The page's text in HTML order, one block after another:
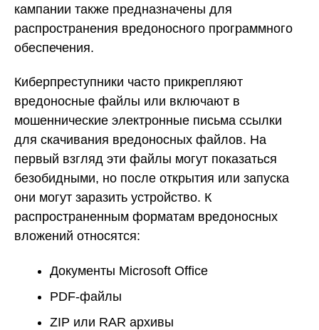
кампании также предназначены для
распространения вредоносного программного
обеспечения.
Киберпреступники часто прикрепляют
вредоносные файлы или включают в
мошеннические электронные письма ссылки
для скачивания вредоносных файлов. На
первый взгляд эти файлы могут показаться
безобидными, но после открытия или запуска
они могут заразить устройство. К
распространенным форматам вредоносных
вложений относятся:
Документы Microsoft Office
PDF-файлы
ZIP или RAR архивы